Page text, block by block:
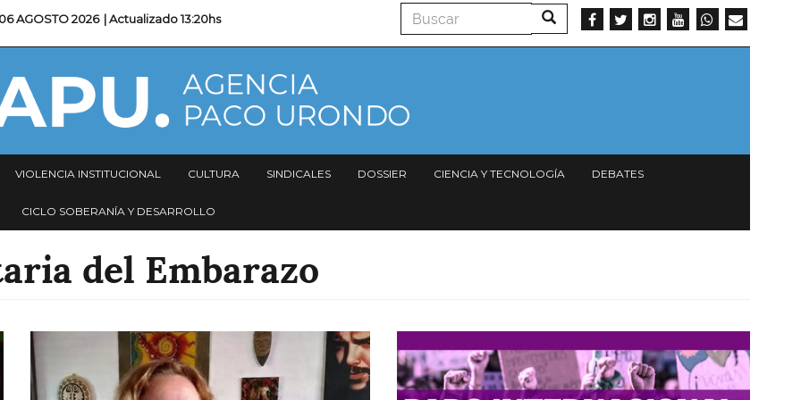
06 AGOSTO 2026 | Actualizado13:20hs Buscar Buscar
VIOLENCIA INSTITUCIONAL CULTURA SINDICALES DOSSIER CIENCIA Y TECNOLOGÍA DEBATES
CICLO SOBERANÍA Y DESARROLLO
del Embarazo
Imagen